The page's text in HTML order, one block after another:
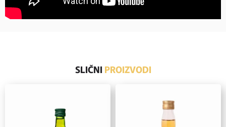
SLIČNI PROIZVODI